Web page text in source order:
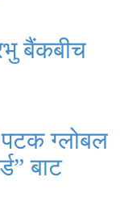
बैंकबीच
ग्लोबल
बाट